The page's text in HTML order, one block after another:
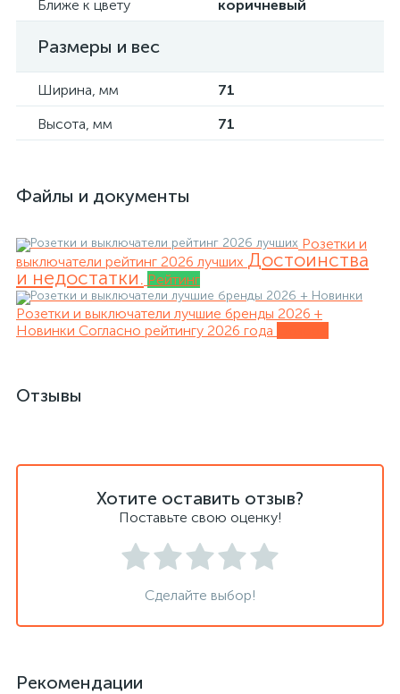
Ближе к цвету коричневый
Размеры и вес
Ширина, мм
71
Высота, мм
71
Файлы и документы
Розетки и
выключатели рейтинг 2026 лучших Достоинства
и недостатки. Рейтинг
Розетки и выключатели лучшие бренды 2026 +
Новинки Согласно рейтингу 2026 года
Отзывы
Хотите оставить отзыв?
Поставьте свою оценку!
Сделайте выбор!
Рекомендации